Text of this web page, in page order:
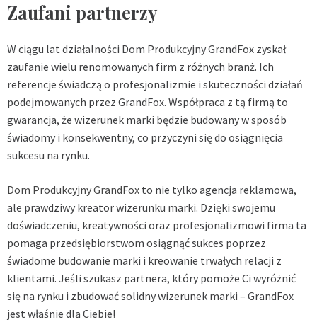
Zaufani partnerzy
W ciągu lat działalności Dom Produkcyjny GrandFox zyskał
zaufanie wielu renomowanych firm z różnych branż. Ich
referencje świadczą o profesjonalizmie i skuteczności działań
podejmowanych przez GrandFox. Współpraca z tą firmą to
gwarancja, że wizerunek marki będzie budowany w sposób
świadomy i konsekwentny, co przyczyni się do osiągnięcia
sukcesu na rynku.
Dom Produkcyjny GrandFox to nie tylko agencja reklamowa,
ale prawdziwy kreator wizerunku marki. Dzięki swojemu
doświadczeniu, kreatywności oraz profesjonalizmowi firma ta
pomaga przedsiębiorstwom osiągnąć sukces poprzez
świadome budowanie marki i kreowanie trwałych relacji z
klientami. Jeśli szukasz partnera, który pomoże Ci wyróżnić
się na rynku i zbudować solidny wizerunek marki – GrandFox
jest właśnie dla Ciebie!